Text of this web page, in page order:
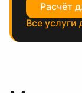
Расчёт
Все услуги